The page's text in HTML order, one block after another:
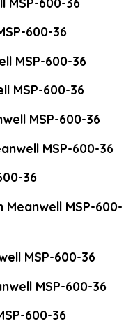
600-36
MSP-600-36
MSP-600-36
MSP-600-36
MSP-600-36
36
Meanwell MSP-600-
MSP-600-36
MSP-600-36
600-36